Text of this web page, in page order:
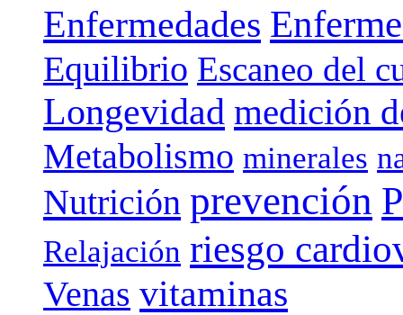
Enfermedades
Equilibrio Escaneo del
Longevidad medición
Metabolismo minerales
Nutrición prevención
Relajación riesgo
Venas vitaminas